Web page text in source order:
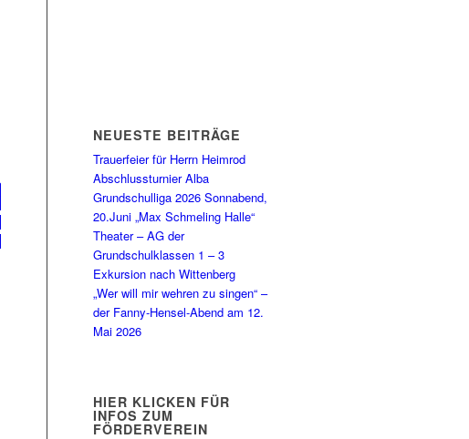
NEUESTE BEITRÄGE
Trauerfeier für Herrn Heimrod
Abschlussturnier Alba
Grundschulliga 2026 Sonnabend,
20.Juni „Max Schmeling Halle“
Theater – AG der
Grundschulklassen 1 – 3
Exkursion nach Wittenberg
„Wer will mir wehren zu singen“ –
der Fanny-Hensel-Abend am 12.
Mai 2026
HIER KLICKEN FÜR
INFOS ZUM
FÖRDERVEREIN